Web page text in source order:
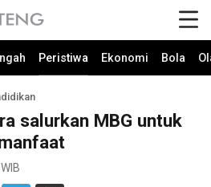
Peristiwa Ekonomi Bola
salurkan MBG untuk